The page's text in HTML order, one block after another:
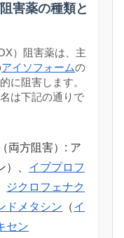
害薬の種類と
）阻害薬は、主
アイソフォームの
に阻害します。
は下記の通りで
両方阻害）: ア
、 イブプロフ
ジクロフェナク
ドメタシン （イ
セン